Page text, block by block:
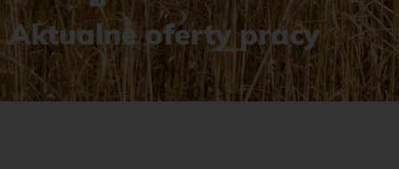
Aktualne oferty pracy